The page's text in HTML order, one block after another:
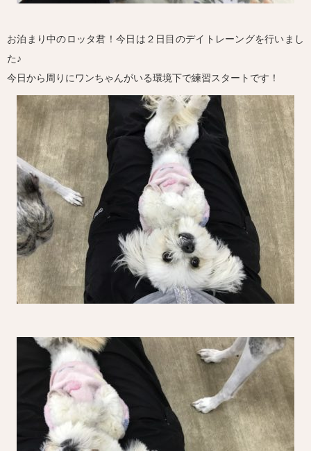
お泊まり中のロッタ君！今日は２日目のデイトレーングを行いまし
た♪
今日から周りにワンちゃんがいる環境下で練習スタートです！